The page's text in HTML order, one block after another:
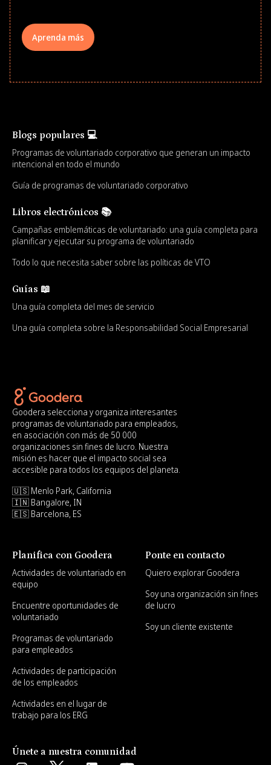
Aprenda más
Blogs populares 💻
Programas de voluntariado corporativo que generan un impacto
intencional en todo el mundo
Guía de programas de voluntariado corporativo
Libros electrónicos 📚
Campañas emblemáticas de voluntariado: una guía completa para
planificar y ejecutar su programa de voluntariado
Todo lo que necesita saber sobre las políticas de VTO
Guías 📖
Una guía completa del mes de servicio
Una guía completa sobre la Responsabilidad Social Empresarial
Goodera selecciona y organiza interesantes
programas de voluntariado para empleados,
en asociación con más de 50 000
organizaciones sin fines de lucro. Nuestra
misión es hacer que el impacto social sea
accesible para todos los equipos del planeta.
🇺🇸 Menlo Park, California
🇮🇳 Bangalore, IN
🇪🇸 Barcelona, ES
Planifica con Goodera
Actividades de voluntariado en
equipo
Encuentre oportunidades de
voluntariado
Programas de voluntariado
para empleados
Actividades de participación
de los empleados
Actividades en el lugar de
trabajo para los ERG
Ponte en contacto
Quiero explorar Goodera
Soy una organización sin fines
de lucro
Soy un cliente existente
Únete a nuestra comunidad